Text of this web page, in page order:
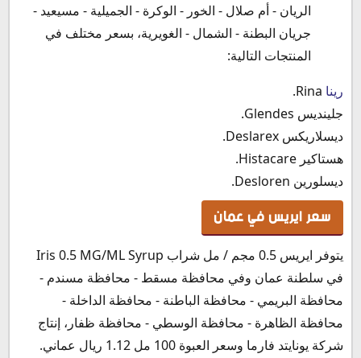
الريان - أم صلال - الخور - الوكرة - الجميلية - مسيعيد -
جريان البطنة - الشمال - الغويرية، بسعر مختلف في
المنتجات التالية:
رينا
جلينديس Glendes.
ديسلاريكس Deslarex.
هستاكير Histacare.
ديسلورين Desloren.
سعر ايريس في عمان
يتوفر ايريس 0.5 مجم / مل شراب Iris 0.5 MG/ML Syrup
في سلطنة عمان وفي محافظة مسقط - محافظة مسندم -
محافظة البريمي - محافظة الباطنة - محافظة الداخلة -
محافظة الظاهرة - محافظة الوسطي - محافظة ظفار، إنتاج
شركة يونايتد فارما وسعر العبوة 100 مل 1.12 ريال عماني.